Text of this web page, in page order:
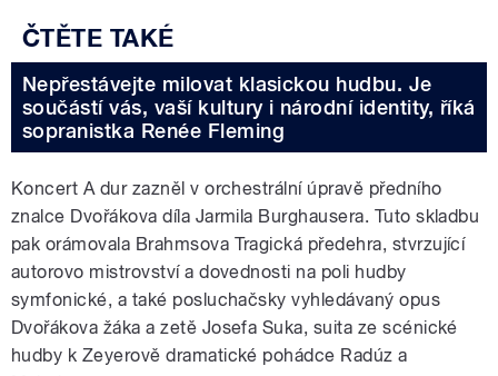
Nepřestávejte milovat klasickou hudbu. Je
součástí vás, vaší kultury i národní identity, říká
sopranistka Renée Fleming
Koncert A dur zazněl v orchestrální úpravě předního
znalce Dvořákova díla Jarmila Burghausera. Tuto skladbu
pak orámovala Brahmsova Tragická předehra, stvrzující
autorovo mistrovství a dovednosti na poli hudby
symfonické, a také posluchačsky vyhledávaný opus
Dvořákova žáka a zetě Josefa Suka, suita ze scénické
hudby k Zeyerově dramatické pohádce Radúz a